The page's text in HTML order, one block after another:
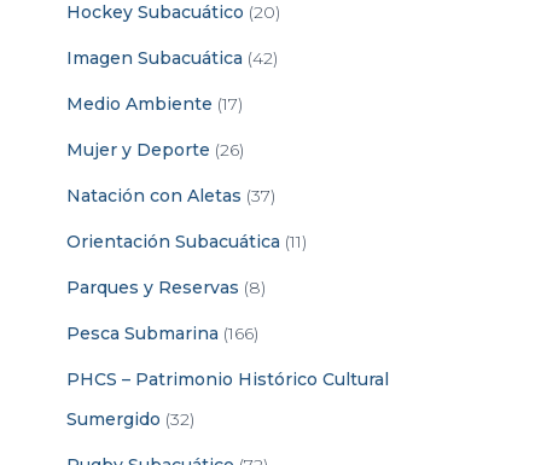
Hockey Subacuático (20)
Imagen Subacuática (42)
Medio Ambiente (17)
Mujer y Deporte (26)
Natación con Aletas (37)
Orientación Subacuática (11)
Parques y Reservas (8)
Pesca Submarina (166)
PHCS – Patrimonio Histórico Cultural
Sumergido (32)